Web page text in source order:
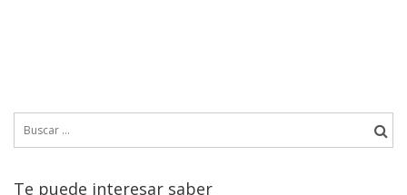
Te puede interesar saber